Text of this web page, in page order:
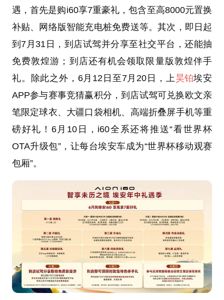
遇，首先是购i60享7重豪礼，包含至高8000元置换
补贴、网络版智能充电桩免费送等。其次，即日起
到7月31日，到店试驾并分享至社交平台，还能抽
免费敦煌游；到店还有机会领取限量版敦煌伴手
礼。除此之外，6月12日至7月20日，上 昊铂埃安
APP参与赛事竞猜赢积分，到店试驾可兑换欧文亲
笔限定球衣、大疆口袋相机、高端折叠屏手机等重
磅好礼！6月10日，i60全系还将推送“看世界杯
OTA升级包”，让每台埃安车成为“世界杯移动观赛
包厢”。